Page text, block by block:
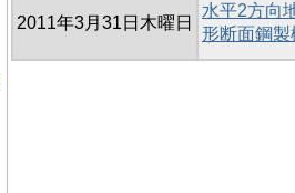
2011年3月31日木曜日
水平2方向
形断面鋼